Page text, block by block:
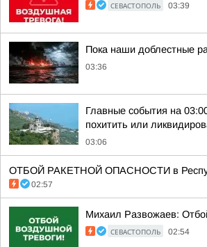
СЕВАСТОПОЛЬ 03:39
Пока наши доблестные
03:36
Главные события на
похитить или
03:06
ОТБОЙ РАКЕТНОЙ ОПАСНОСТИ в
02:57
Михаил Развожаев:
СЕВАСТОПОЛЬ 02:54